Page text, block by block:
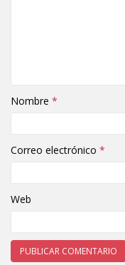
Nombre *
Correo electrónico *
Web